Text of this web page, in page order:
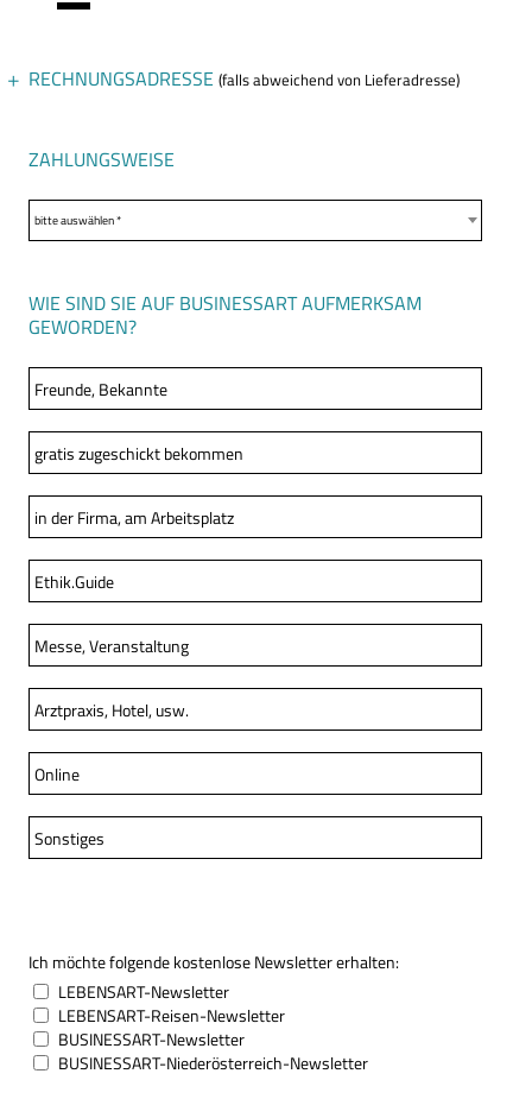
RECHNUNGSADRESSE (falls abweichend von Lieferadresse)
ZAHLUNGSWEISE
bitte auswählen *
WIE SIND SIE AUF BUSINESSART AUFMERKSAM
GEWORDEN?
Freunde, Bekannte
gratis zugeschickt bekommen
in der Firma, am Arbeitsplatz
Ethik.Guide
Messe, Veranstaltung
Arztpraxis, Hotel, usw.
Online
Sonstiges
Ich möchte folgende kostenlose Newsletter erhalten:
LEBENSART-Newsletter
LEBENSART-Reisen-Newsletter
BUSINESSART-Newsletter
BUSINESSART-Niederösterreich-Newsletter